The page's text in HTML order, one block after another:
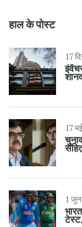
हाल के पोस्ट
17
17
1